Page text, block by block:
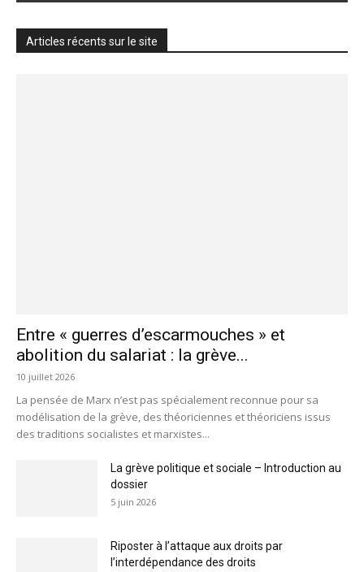
Articles récents sur le site
Entre « guerres d’escarmouches » et
abolition du salariat : la grève...
10 juillet 2026
La pensée de Marx n’est pas spécialement reconnue pour sa
modélisation de la grève, des théoriciennes et théoriciens issus
des traditions socialistes et marxistes...
La grève politique et sociale – Introduction au
dossier
5 juin 2026
Riposter à l’attaque aux droits par
l’interdépendance des droits